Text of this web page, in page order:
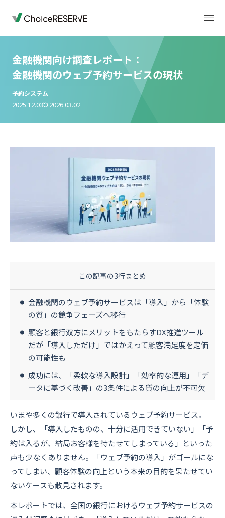
トップページ 料金
お役立ち情報
資料ダウンロード
金融機関向け調査レポート：
金融機関のウェブ予約サービスの現状
予約システム
2025.12.03 2026.03.02
この記事の3行まとめ
金融機関のウェブ予約サービスは「導入」から「体験
の質」の競争フェーズへ移行
顧客と銀行双方にメリットをもたらすDX推進ツール
だが「導入しただけ」ではかえって顧客満足度を定価
の可能性も
成功には、「柔軟な導入設計」「効率的な運用」「デ
ータに基づく改善」の3条件による質の向上が不可欠
いまや多くの銀行で導入されているウェブ予約サービス。
しかし、「導入したものの、十分に活用できていない」「予
約は入るが、結局お客様を待たせてしまっている」といった
声も少なくありません。「ウェブ予約の導入」がゴールにな
ってしまい、顧客体験の向上という本来の目的を果たせてい
ないケースも散見されます。
本レポートでは、全国の銀行におけるウェブ予約サービスの